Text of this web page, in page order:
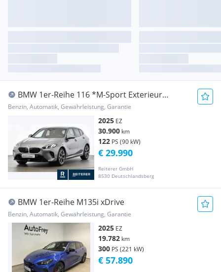
BMW 1er-Reihe 116 *M-Sport Exterieur
*Driving Assistant Plus
Benzin, Automatik, Gewährleistung, Garantie
2025 EZ
30.900 km
122 PS (90 kW)
Reiterer GmbH
8530 Deutschlandsberg
€ 29.990
BMW 1er-Reihe M135i xDrive
Benzin, Automatik, Gewährleistung, Garantie
2025 EZ
19.782 km
300 PS (221 kW)
€ 57.890